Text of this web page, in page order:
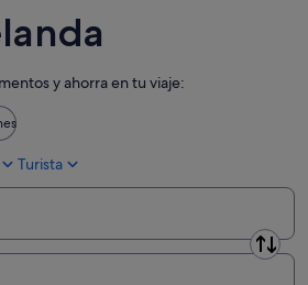
y ahorra en tu viaje:
Turista